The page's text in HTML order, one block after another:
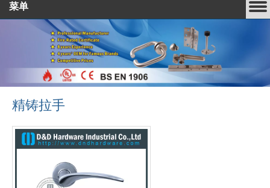
菜单
当前所在位置: 首页 产品中心 » 不锈钢门拉手系列
UL门硬件
精铸拉手